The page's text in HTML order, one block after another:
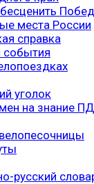
места России
справка
события
уголок
на знание
русский